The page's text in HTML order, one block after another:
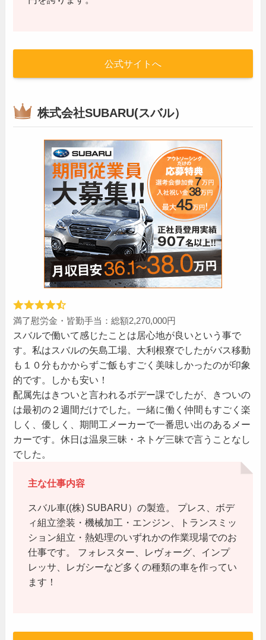
公式サイトへ
株式会社SUBARU(スバル）
満了慰労金・皆勤手当：総額2,270,000円
スバルで働いて感じたことは居心地が良いという事で
す。私はスバルの矢島工場、大利根寮でしたがバス移動
も１０分もかからずご飯もすごく美味しかったのが印象
的です。しかも安い！
配属先はきついと言われるボデー課でしたが、きついの
は最初の２週間だけでした。一緒に働く仲間もすごく楽
しく、優しく、期間工メーカーで一番思い出のあるメー
カーです。休日は温泉三昧・ネトゲ三昧で言うことなし
でした。
主な仕事内容
スバル車((株) SUBARU）の製造。 プレス、ボデ
ィ組立塗装・機械加工・エンジン、トランスミッ
ション組立・熱処理のいずれかの作業現場でのお
仕事です。 フォレスター、レヴォーグ、インプ
レッサ、レガシーなど多くの種類の車を作ってい
ます！